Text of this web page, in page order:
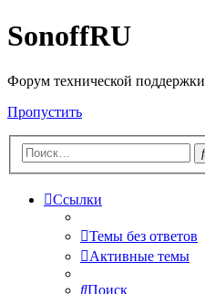
SonoffRU
Форум технической поддержки
Пропустить
Ссылки
Темы без ответов
Активные темы
Поиск